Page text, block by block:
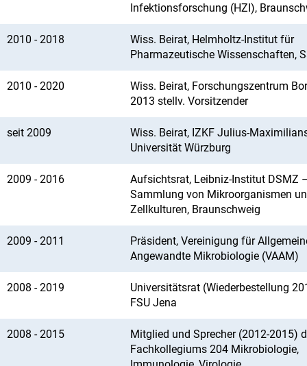
Infektionsforschung (HZI),
2010 - 2018
Wiss. Beirat, Helmholtz-Institut für
Pharmazeutische Wissenschaften,
2010 - 2020
Wiss. Beirat, Forschungszentrum
2013 stellv. Vorsitzender
seit 2009
Wiss. Beirat, IZKF Julius-
Universität Würzburg
2009 - 2016
Aufsichtsrat, Leibniz-Institut DSMZ
Sammlung von Mikroorganismen
Zellkulturen, Braunschweig
2009 - 2011
Präsident, Vereinigung für
Angewandte Mikrobiologie (VAAM)
2008 - 2019
Universitätsrat (Wiederbestellung
FSU Jena
2008 - 2015
Mitglied und Sprecher (2012-2015)
Fachkollegiums 204 Mikrobiologie,